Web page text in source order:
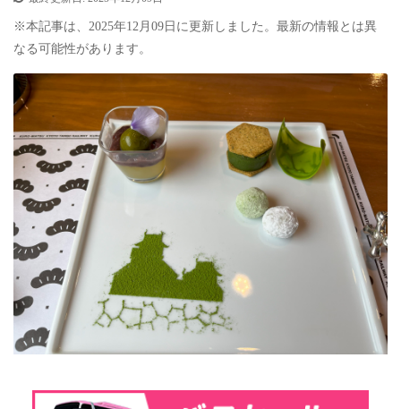
※本記事は、2025年12月09日に更新しました。最新の情報とは異
なる可能性があります。